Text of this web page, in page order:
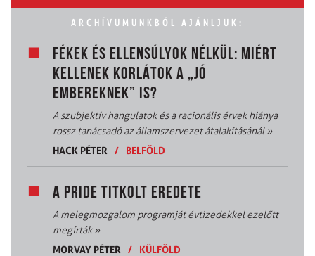
ARCHÍVUMUNKBÓL AJÁNLJUK:
FÉKEK ÉS ELLENSÚLYOK NÉLKÜL: MIÉRT
KELLENEK KORLÁTOK A „JÓ
EMBEREKNEK” IS?
A szubjektív hangulatok és a racionális érvek hiánya
rossz tanácsadó az államszervezet átalakításánál»
HACK PÉTER
/ BELFÖLD
A PRIDE TITKOLT EREDETE
A melegmozgalom programját évtizedekkel ezelőtt
megírták»
MORVAY PÉTER
/ KÜLFÖLD